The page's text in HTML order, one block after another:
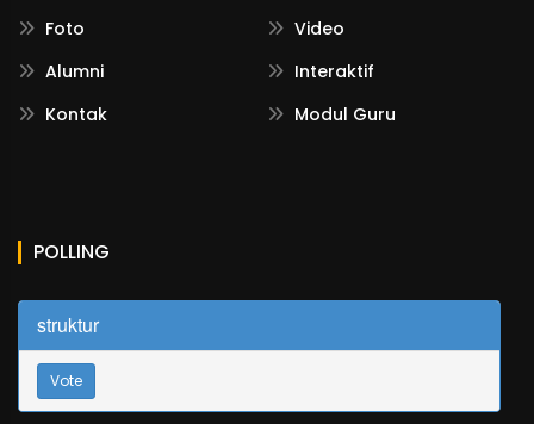
Foto
Video
Alumni
Interaktif
Kontak
Modul Guru
POLLING
struktur
Vote